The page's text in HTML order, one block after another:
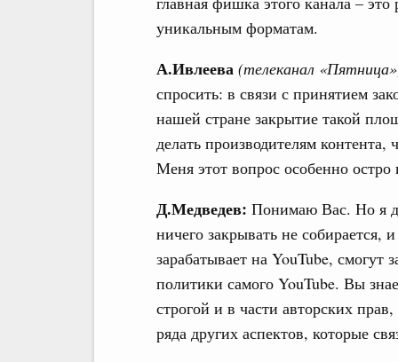
уникальным форматам.
А.Ивлеева (телеканал
спросить: в связи с принятием
нашей стране закрытие такой
делать производителям
Меня этот вопрос особенно остро
Д.Медведев: Понимаю Вас. Но я
ничего закрывать не собирается,
зарабатывает на YouTube, смогут
политики самого YouTube. Вы
строгой и в части авторских
ряда других аспектов, которые